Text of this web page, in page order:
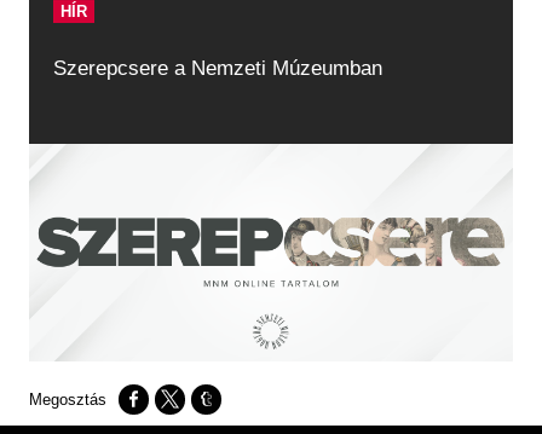
HÍR
Szerepcsere a Nemzeti Múzeumban
Opens in a new window
Opens in a new window
Opens in a new window